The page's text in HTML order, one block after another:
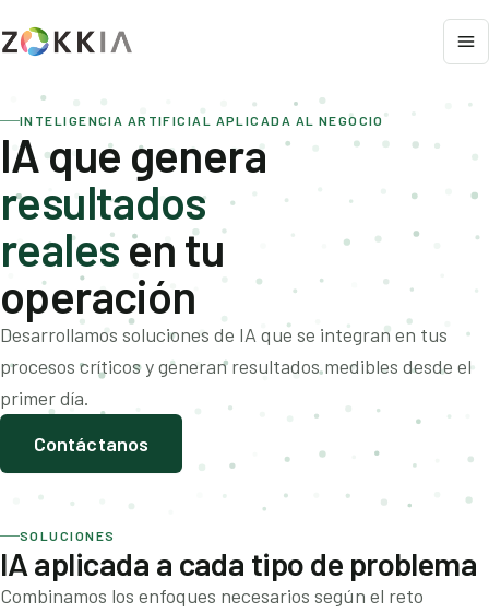
INTELIGENCIA ARTIFICIAL APLICADA AL NEGOCIO
IA que genera
resultados
reales en tu
operación
Desarrollamos soluciones de IA que se integran en tus
procesos críticos y generan resultados medibles desde el
primer día.
Contáctanos
SOLUCIONES
IA aplicada a cada tipo de problema
Combinamos los enfoques necesarios según el reto